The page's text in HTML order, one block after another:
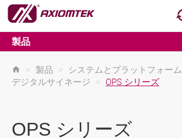
製品
> 製品 > システムとプラットフォーム
デジタルサイネージ
> OPS シリーズ
OPS シリーズ